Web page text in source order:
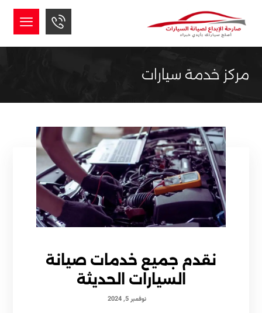
مركز خدمة سيارات
نقدم جميع خدمات صيانة
السيارات الحديثة
نوفمبر 5, 2024